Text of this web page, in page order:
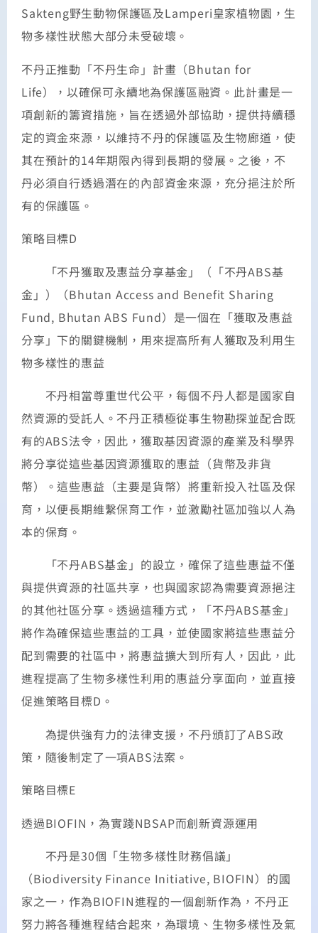
Sakteng野生動物保護區及Lamperi皇家植物園，生
物多樣性狀態大部分未受破壞。
不丹正推動「不丹生命」計畫（Bhutan for
Life），以確保可永續地為保護區融資。此計畫是一
項創新的籌資措施，旨在透過外部協助，提供持續穩
定的資金來源，以維持不丹的保護區及生物廊道，使
其在預計的14年期限內得到長期的發展。之後，不
丹必須自行透過潛在的內部資金來源，充分挹注於所
有的保護區。
策略目標D
「不丹獲取及惠益分享基金」（「不丹ABS基
金」）（Bhutan Access and Benefit Sharing
Fund, Bhutan ABS Fund）是一個在「獲取及惠益
分享」下的關鍵機制，用來提高所有人獲取及利用生
物多樣性的惠益
不丹相當尊重世代公平，每個不丹人都是國家自
然資源的受託人。不丹正積極從事生物勘探並配合既
有的ABS法令，因此，獲取基因資源的產業及科學界
將分享從這些基因資源獲取的惠益（貨幣及非貨
幣）。這些惠益（主要是貨幣）將重新投入社區及保
育，以便長期維繫保育工作，並激勵社區加強以人為
本的保育。
「不丹ABS基金」的設立，確保了這些惠益不僅
與提供資源的社區共享，也與國家認為需要資源挹注
的其他社區分享。透過這種方式，「不丹ABS基金」
將作為確保這些惠益的工具，並使國家將這些惠益分
配到需要的社區中，將惠益擴大到所有人，因此，此
進程提高了生物多樣性利用的惠益分享面向，並直接
促進策略目標D。
為提供強有力的法律支援，不丹頒訂了ABS政
策，隨後制定了一項ABS法案。
策略目標E
透過BIOFIN，為實踐NBSAP而創新資源運用
不丹是30個「生物多樣性財務倡議」
（Biodiversity Finance Initiative, BIOFIN）的國
家之一，作為BIOFIN進程的一個創新作為，不丹正
努力將各種進程結合起來，為環境、生物多樣性及氣